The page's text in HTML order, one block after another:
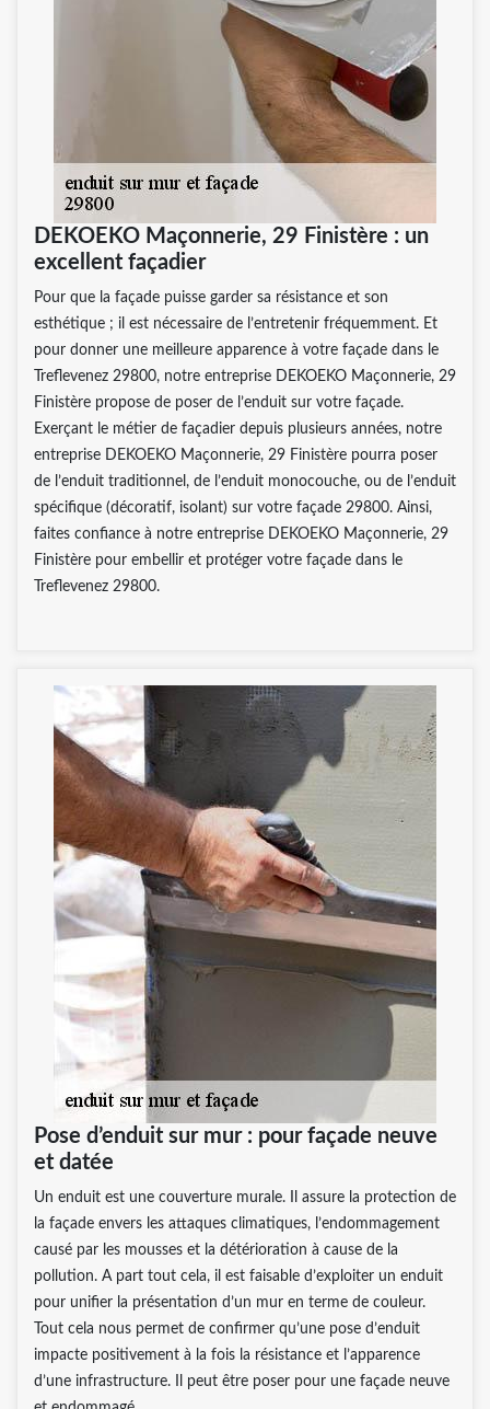
DEKOEKO Maçonnerie, 29 Finistère : un
excellent façadier
Pour que la façade puisse garder sa résistance et son
esthétique ; il est nécessaire de l’entretenir fréquemment. Et
pour donner une meilleure apparence à votre façade dans le
Treflevenez 29800, notre entreprise DEKOEKO Maçonnerie, 29
Finistère propose de poser de l’enduit sur votre façade.
Exerçant le métier de façadier depuis plusieurs années, notre
entreprise DEKOEKO Maçonnerie, 29 Finistère pourra poser
de l’enduit traditionnel, de l’enduit monocouche, ou de l’enduit
spécifique (décoratif, isolant) sur votre façade 29800. Ainsi,
faites confiance à notre entreprise DEKOEKO Maçonnerie, 29
Finistère pour embellir et protéger votre façade dans le
Treflevenez 29800.
Pose d’enduit sur mur : pour façade neuve
et datée
Un enduit est une couverture murale. Il assure la protection de
la façade envers les attaques climatiques, l’endommagement
causé par les mousses et la détérioration à cause de la
pollution. A part tout cela, il est faisable d’exploiter un enduit
pour unifier la présentation d’un mur en terme de couleur.
Tout cela nous permet de confirmer qu’une pose d’enduit
impacte positivement à la fois la résistance et l’apparence
d’une infrastructure. Il peut être poser pour une façade neuve